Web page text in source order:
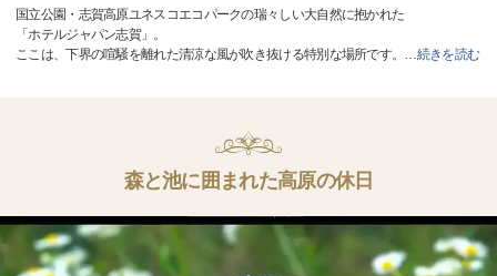
国立公園・志賀高原ユネスコエコパークの瑞々しい大自然に抱かれた
「ホテルジャパン志賀」。
ここは、下界の喧騒を離れた清涼な風が吹き抜ける特別な場所です。 …続きを読む
森と池に囲まれた高原の休日